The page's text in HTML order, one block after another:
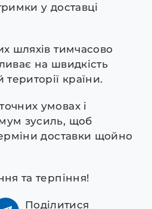
у доставці
шляхів тимчасово
на швидкість
країни.
умовах і
зусиль, щоб
доставки щойно
та терпіння!
Поділитися